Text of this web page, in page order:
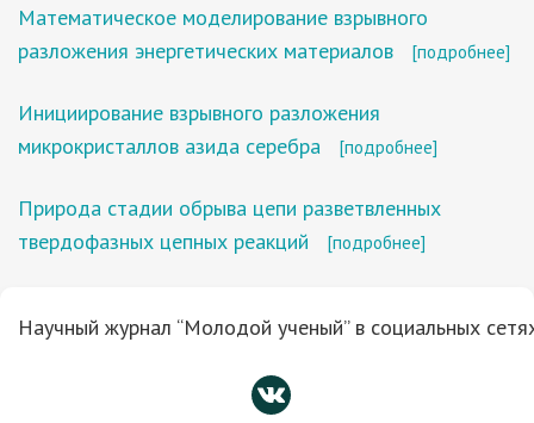
Математическое моделирование взрывного
разложения энергетических материалов
[подробнее]
Инициирование взрывного разложения
микрокристаллов азида серебра
[подробнее]
Природа стадии обрыва цепи разветвленных
твердофазных цепных реакций
[подробнее]
Научный журнал “Молодой ученый” в социальных